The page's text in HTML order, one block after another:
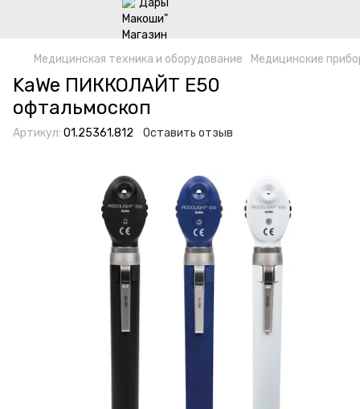
Медицинская техника и оборудование Медицинские
KaWe ПИККОЛАЙТ E50
офтальмоскоп
Артикул: 01.25361.812 Оставить отзыв